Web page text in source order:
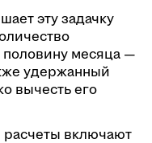
эту задачку
месяца —
удержанный
вычесть его
включают